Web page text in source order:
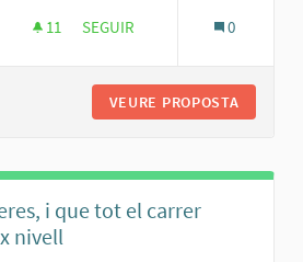
11 11 SEGUIDORES
SEGUIR 0
VEURE PROPOSTA
i que tot el carrer
nivell